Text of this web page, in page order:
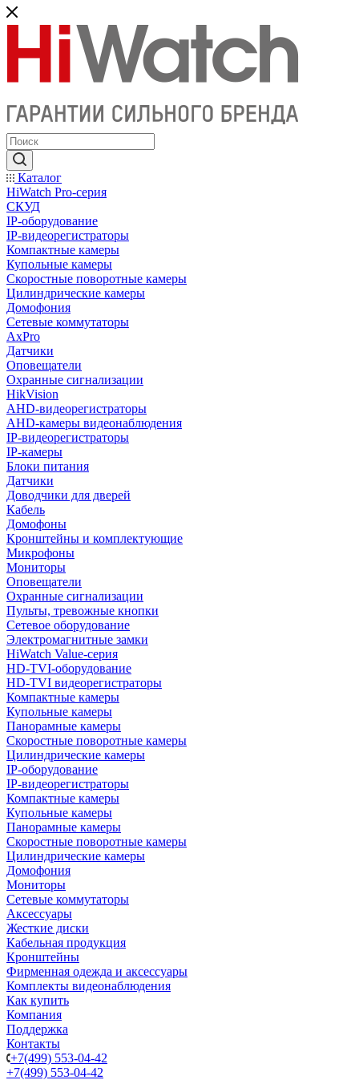
Каталог
HiWatch Pro-серия
CКУД
IP-оборудование
IP-видеорегистраторы
Компактные камеры
Купольные камеры
Скоростные поворотные камеры
Цилиндрические камеры
Домофония
Сетевые коммутаторы
AxPro
Датчики
Оповещатели
Охранные сигнализации
HikVision
AHD-видеорегистраторы
AHD-камеры видеонаблюдения
IP-видеорегистраторы
IP-камеры
Блоки питания
Датчики
Доводчики для дверей
Кабель
Домофоны
Кронштейны и комплектующие
Микрофоны
Мониторы
Оповещатели
Охранные сигнализации
Пульты, тревожные кнопки
Сетевое оборудование
Электромагнитные замки
HiWatch Value-серия
HD-TVI-оборудование
HD-TVI видеорегистраторы
Компактные камеры
Купольные камеры
Панорамные камеры
Скоростные поворотные камеры
Цилиндрические камеры
IP-оборудование
IP-видеорегистраторы
Компактные камеры
Купольные камеры
Панорамные камеры
Скоростные поворотные камеры
Цилиндрические камеры
Домофония
Мониторы
Сетевые коммутаторы
Аксессуары
Жесткие диски
Кабельная продукция
Кронштейны
Фирменная одежда и аксессуары
Комплекты видеонаблюдения
Как купить
Компания
Поддержка
Контакты
+7(499) 553-04-42
+7(499) 553-04-42